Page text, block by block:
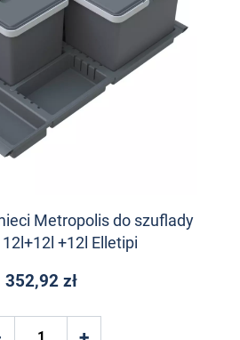
Metropolis do szuflady
+12l Elletipi
352,92 zł